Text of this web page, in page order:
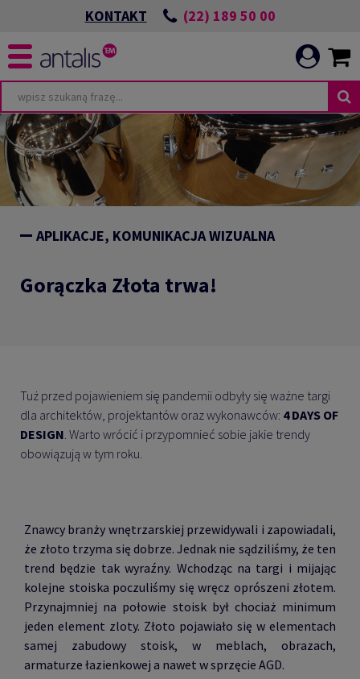
KONTAKT (22) 189 50 00
APLIKACJE, KOMUNIKACJA WIZUALNA
Gorączka Złota trwa!
Tuż przed pojawieniem się pandemii odbyły się ważne targi
dla architektów, projektantów oraz wykonawców: 4 DAYS OF
DESIGN. Warto wrócić i przypomnieć sobie jakie trendy
obowiązują w tym roku.
Znawcy branży wnętrzarskiej przewidywali i zapowiadali,
że złoto trzyma się dobrze. Jednak nie sądziliśmy, że ten
trend będzie tak wyraźny. Wchodząc na targi i mijając
kolejne stoiska poczuliśmy się wręcz oprószeni złotem.
Przynajmniej na połowie stoisk był chociaż minimum
jeden element zloty. Złoto pojawiało się w elementach
samej zabudowy stoisk, w meblach, obrazach,
armaturze łazienkowej a nawet w sprzęcie AGD.